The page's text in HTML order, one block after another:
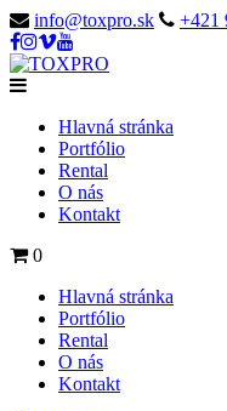
info@toxpro.sk +421
Hlavná stránka
Portfólio
Rental
O nás
Kontakt
0
Hlavná stránka
Portfólio
Rental
O nás
Kontakt